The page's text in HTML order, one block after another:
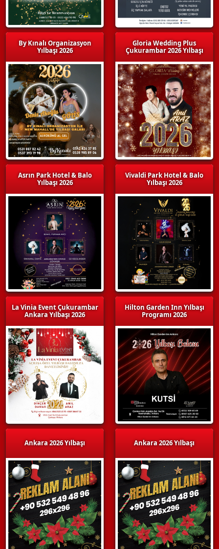
By Kınalı Organizasyon
Yılbaşı 2026
Asrın Park Hotel & Balo
Yılbaşı 2026
La Vinia Event Çukurambar
Ankara Yılbaşı 2026
Ankara 2026 Yılbaşı
Gloria Wedding Plus
Çukurambar 2026 Yılbaşı
Vivaldi Park Hotel & Balo
Yılbaşı 2026
Hilton Garden Inn Yılbaşı
Programı 2026
Ankara 2026 Yılbaşı